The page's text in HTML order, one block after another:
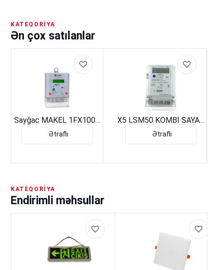
KATEQORIYA
Ən çox satılanlar
Sayğac MAKEL 1FX100A
Ətraflı
X5 LSM50 KOMBİ SAYAC
Ətraflı
KATEQORIYA
Endirimli məhsullar